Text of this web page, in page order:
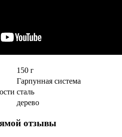
150 г
Гарпунная система
сталь
дерево
отзывы